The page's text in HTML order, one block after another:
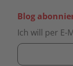
Blog
Ich will per E-